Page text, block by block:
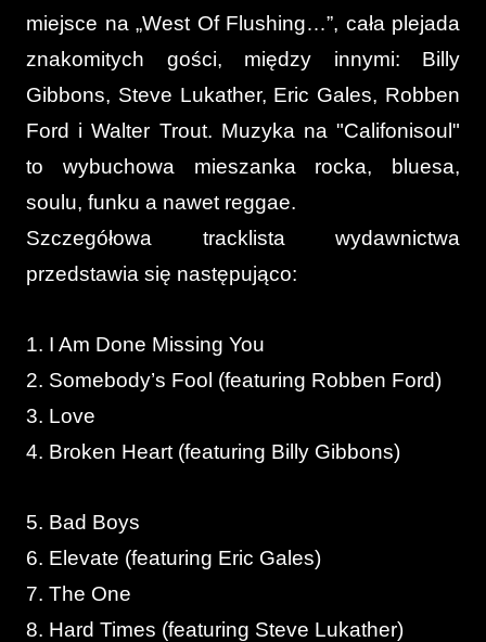
miejsce na „West Of Flushing…”, cała plejada
znakomitych gości, między innymi: Billy
Gibbons, Steve Lukather, Eric Gales, Robben
Ford i Walter Trout. Muzyka na "Califonisoul"
to wybuchowa mieszanka rocka, bluesa,
soulu, funku a nawet reggae.
Szczegółowa tracklista wydawnictwa
przedstawia się następująco:
1. I Am Done Missing You
2. Somebody’s Fool (featuring Robben Ford)
3. Love
4. Broken Heart (featuring Billy Gibbons)
5. Bad Boys
6. Elevate (featuring Eric Gales)
7. The One
8. Hard Times (featuring Steve Lukather)